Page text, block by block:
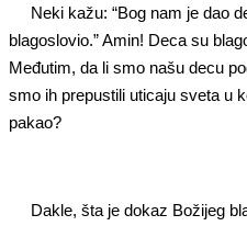
Neki kažu: “Bog nam je dao
blagoslovio.” Amin! Deca su
Međutim, da li smo našu decu
smo ih prepustili uticaju sveta u
pakao?
Dakle, šta je dokaz Božijeg